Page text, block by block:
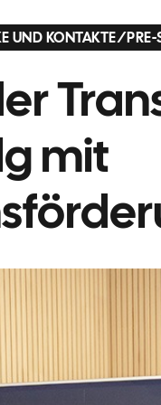
UND KONTAKTE/PRE-
mit